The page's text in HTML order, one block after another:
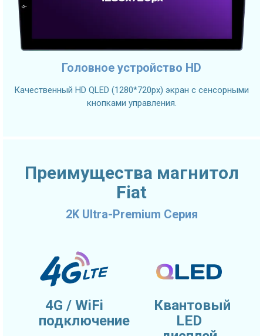
Головное устройство HD
Качественный HD QLED (1280*720px) экран с сенсорными
кнопками управления.
Преимущества магнитол
Fiat
2K Ultra-Premium Серия
4G / WiFi
подключение
Квантовый
LED